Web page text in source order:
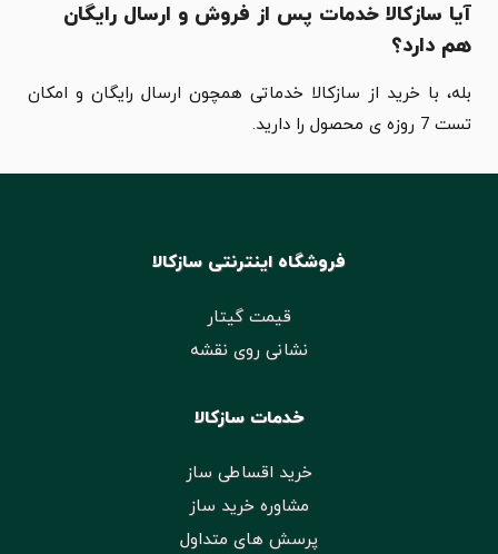
آیا سازکالا خدمات پس از فروش و ارسال رایگان
هم دارد؟
بله، با خرید از سازکالا خدماتی همچون ارسال رایگان و امکان
تست 7 روزه ی محصول را دارید.
فروشگاه اینترنتی سازکالا
قیمت گیتار
نشانی روی نقشه
خدمات سازکالا
خرید اقساطی ساز
مشاوره خرید ساز
پرسش های متداول